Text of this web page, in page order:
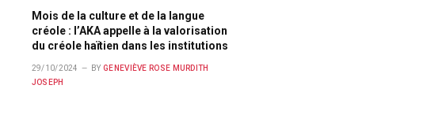
Mois de la culture et de la langue
créole : l’AKA appelle à la valorisation
du créole haïtien dans les institutions
29/10/2024 BY GENEVIÈVE ROSE MURDITH
JOSEPH